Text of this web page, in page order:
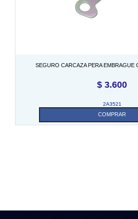
SEGURO CARCAZA PERA EMBRAGUE
$ 3.600
2A3521
COMPRAR